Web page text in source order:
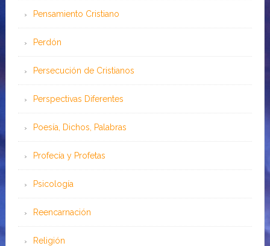
Pensamiento Cristiano
Perdón
Persecución de Cristianos
Perspectivas Diferentes
Poesía, Dichos, Palabras
Profecía y Profetas
Psicología
Reencarnación
Religión